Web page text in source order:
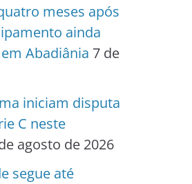
meses após
ainda
Abadiânia 7 de
iniciam disputa
C neste
agosto de 2026
segue até